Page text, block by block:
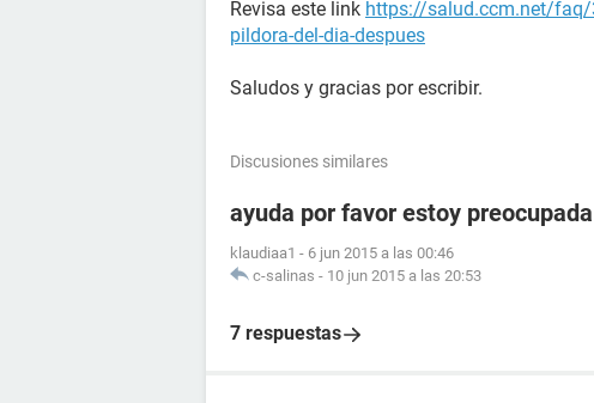
Revisa este link https://salud.ccm.net/faq/
pildora-del-dia-despues
Saludos y gracias por escribir.
Discusiones similares
ayuda por favor estoy preocupada
klaudiaa1 - 6 jun 2015 a las 00:46
c-salinas - 10 jun 2015 a las 20:53
7 respuestas